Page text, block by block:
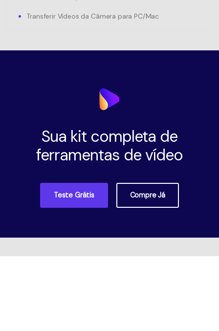
Transferir Vídeos da Câmera para PC/Mac
Sua kit completa de
ferramentas de vídeo
Teste Grátis Compre Já